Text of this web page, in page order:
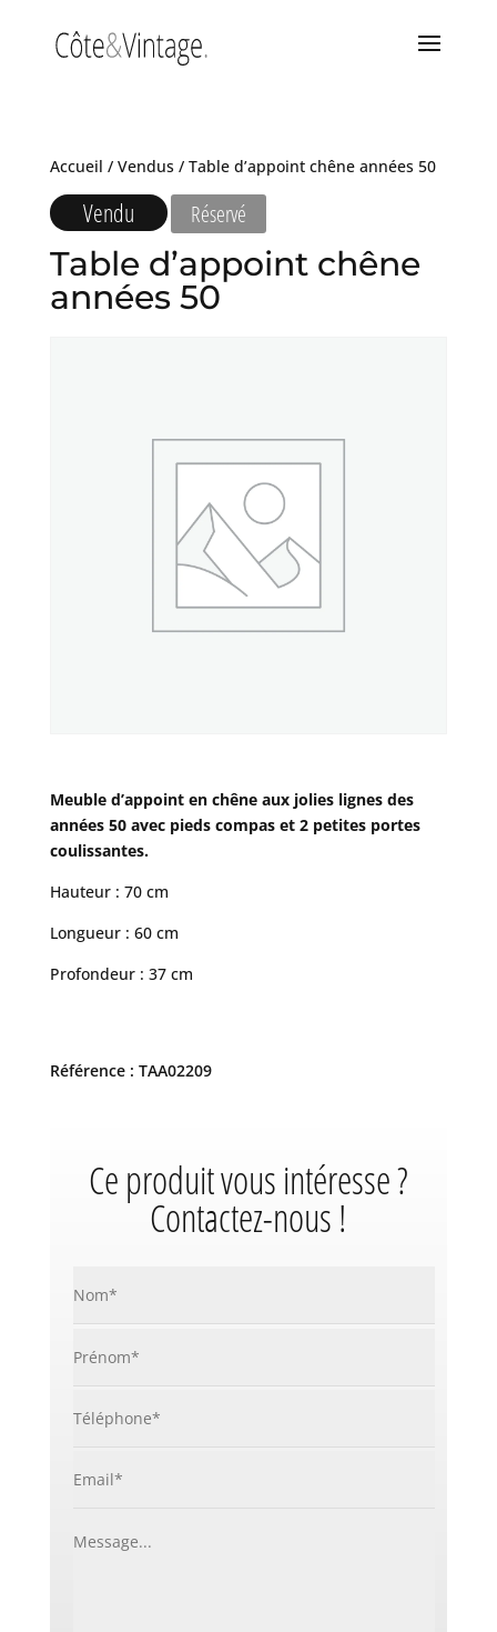
Accueil / Vendus/ Table d’appoint chêne années 50
Vendu Réservé
Table d’appoint chêne
années 50
Meuble d’appoint en chêne aux jolies lignes des
années 50 avec pieds compas et 2 petites portes
coulissantes.
Hauteur : 70 cm
Longueur : 60 cm
Profondeur : 37 cm
Référence : TAA02209
Ce produit vous intéresse ?
Contactez-nous !